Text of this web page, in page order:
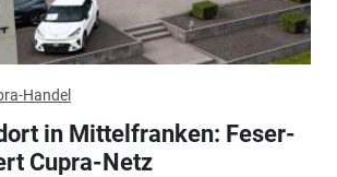
Handel
in Mittelfranken: Feser-
Cupra-Netz